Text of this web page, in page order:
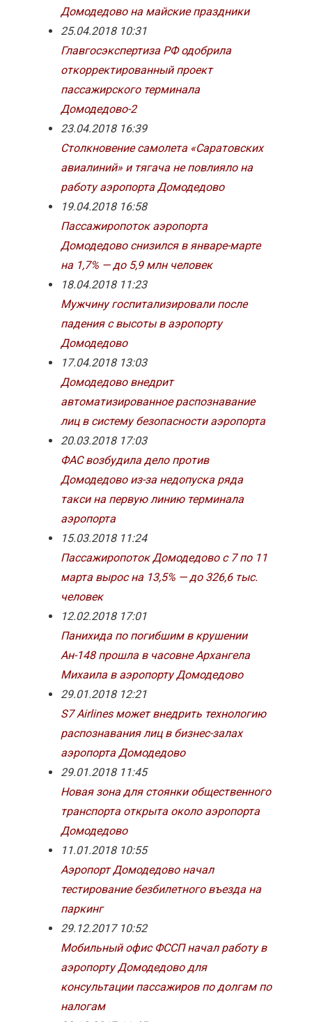
Домодедово на майские праздники
25.04.2018 10:31
Главгосэкспертиза РФ одобрила
откорректированный проект
пассажирского терминала
Домодедово-2
23.04.2018 16:39
Столкновение самолета «Саратовских
авиалиний» и тягача не повлияло на
работу аэропорта Домодедово
19.04.2018 16:58
Пассажиропоток аэропорта
Домодедово снизился в январе-марте
на 1,7% — до 5,9 млн человек
18.04.2018 11:23
Мужчину госпитализировали после
падения с высоты в аэропорту
Домодедово
17.04.2018 13:03
Домодедово внедрит
автоматизированное распознавание
лиц в систему безопасности аэропорта
20.03.2018 17:03
ФАС возбудила дело против
Домодедово из-за недопуска ряда
такси на первую линию терминала
аэропорта
15.03.2018 11:24
Пассажиропоток Домодедово с 7 по 11
марта вырос на 13,5% — до 326,6 тыс.
человек
12.02.2018 17:01
Панихида по погибшим в крушении
Ан-148 прошла в часовне Архангела
Михаила в аэропорту Домодедово
29.01.2018 12:21
S7 Airlines может внедрить технологию
распознавания лиц в бизнес-залах
аэропорта Домодедово
29.01.2018 11:45
Новая зона для стоянки общественного
транспорта открыта около аэропорта
Домодедово
11.01.2018 10:55
Аэропорт Домодедово начал
тестирование безбилетного въезда на
паркинг
29.12.2017 10:52
Мобильный офис ФССП начал работу в
аэропорту Домодедово для
консультации пассажиров по долгам по
налогам